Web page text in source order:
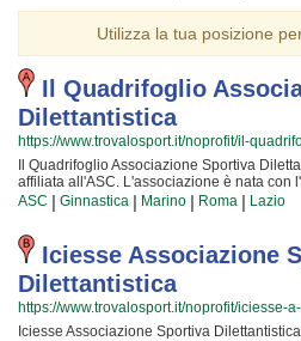
Utilizza la tua posizione
Il Quadrifoglio
Dilettantistica
https://www.trovalosport.it/noprofit/il-
Il Quadrifoglio Associazione Sportiva
affiliata all'ASC. L'associazione è nata con
ginnastica organizzando gare sul territorio
adulti. L'attività è incentrata sia sul
fisiche degli atleti sia sulla
acquisiscono quotidianamente affrontando
motivo gli istruttori sono tra i più preparati
trasmettere quelle qualità in cui Il
Dilettantistica crede fin dalla sua nascita.
ricerca della chiave per migliorare e
rendono la ginnastica uno sport unico e
ASC | Ginnastica | Marino | Roma | Lazio
Iciesse Associazione
Dilettantistica
https://www.trovalosport.it/noprofit/iciesse-
Iciesse Associazione Sportiva